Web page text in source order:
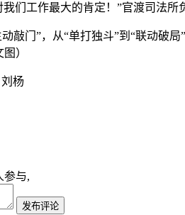
们工作最大的肯定！”官渡司法
动敲门”，从“单打独斗”到“联动破
）
杨
参与,
发布评论